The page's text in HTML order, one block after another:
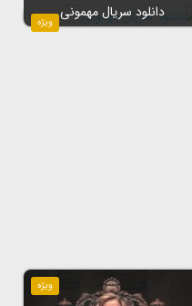
ویژه
دانلود سریال مهمونی
ویژه